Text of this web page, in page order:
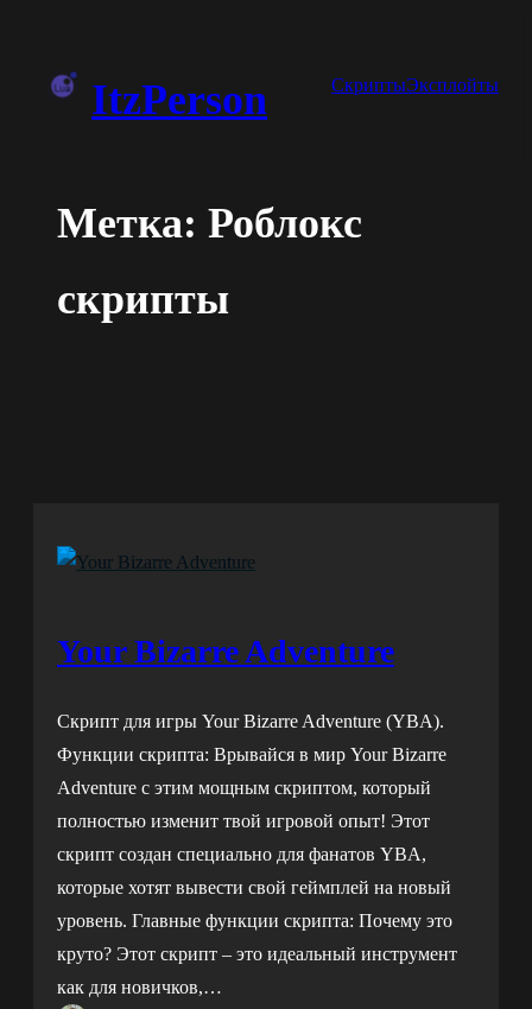
содержимомуItzPerson СкриптыЭксплойты
Метка: Роблокс
скрипты
Your Bizarre Adventure
Скрипт для игры Your Bizarre Adventure (YBA).
Функции скрипта: Врывайся в мир Your Bizarre
Adventure с этим мощным скриптом, который
полностью изменит твой игровой опыт! Этот
скрипт создан специально для фанатов YBA,
которые хотят вывести свой геймплей на новый
уровень. Главные функции скрипта: Почему это
круто? Этот скрипт – это идеальный инструмент
как для новичков,…